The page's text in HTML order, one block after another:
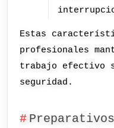
Estas
profesionales
trabajo efectivo
seguridad.